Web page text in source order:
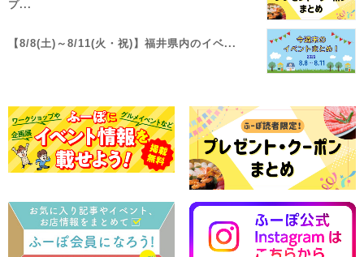
プ...
【8/8(土)～8/11(火・祝)】福井県内のイベ...